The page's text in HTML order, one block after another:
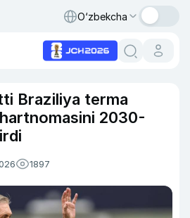
O‘zbekcha
Braziliya terma
2030-
1897